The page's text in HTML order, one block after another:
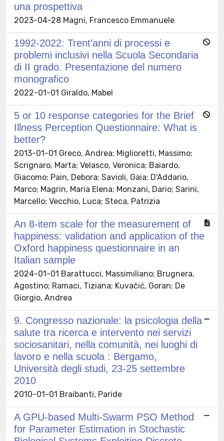
una prospettiva
2023-04-28 Magni, Francesco Emmanuele
1992-2022: Trent’anni di processi e
problemi inclusivi nella Scuola Secondaria
di II grado. Presentazione del numero
monografico
2022-01-01 Giraldo, Mabel
5 or 10 response categories for the Brief
Illness Perception Questionnaire: What is
better?
2013-01-01 Greco, Andrea; Miglioretti, Massimo;
Scrignaro, Marta; Velasco, Veronica; Baiardo,
Giacomo; Pain, Debora; Savioli, Gaia; D'Addario,
Marco; Magrin, Maria Elena; Monzani, Dario; Sarini,
Marcello; Vecchio, Luca; Steca, Patrizia
An 8-item scale for the measurement of
happiness: validation and application of the
Oxford happiness questionnaire in an
Italian sample
2024-01-01 Barattucci, Massimiliano; Brugnera,
Agostino; Ramaci, Tiziana; Kuvačić, Goran; De
Giorgio, Andrea
9. Congresso nazionale: la psicologia della
salute tra ricerca e intervento nei servizi
sociosanitari, nella comunità, nei luoghi di
lavoro e nella scuola : Bergamo,
Università degli studi, 23-25 settembre
2010
2010-01-01 Braibanti, Paride
A GPU-based Multi-Swarm PSO Method
for Parameter Estimation in Stochastic